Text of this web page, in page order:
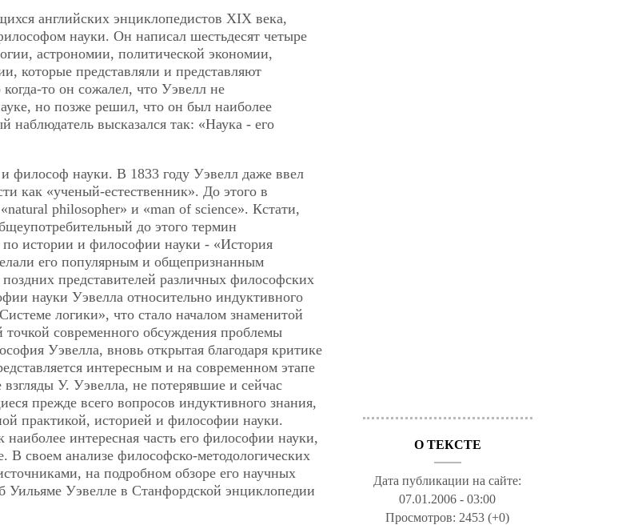
английских энциклопедистов XIX века,
науки. Он написал шестьдесят четыре
астрономии, политической экономии,
которые представляли и представляют
то он сожалел, что Уэвелл не
но позже решил, что он был наиболее
высказался так: «Наука - его
философ науки. В 1833 году Уэвелл даже ввел
как «ученый-естественник». До этого в
philosopher» и «man of science». Кстати,
до этого термин
истории и философии науки - «История
его популярным и общепризнанным
представителей различных философских
науки Уэвелла относительно индуктивного
логики», что стало началом знаменитой
современного обсуждения проблемы
Уэвелла, вновь открытая благодаря критике
интересным и на современном этапе
У. Уэвелла, не потерявшие и сейчас
прежде всего вопросов индуктивного знания,
практикой, историей и философии науки.
интересная часть его философии науки,
В своем анализе философско-методологических
на подробном обзоре его научных
Уэвелле в Станфордской энциклопедии
О ТЕКСТЕ
Дата публикации на сайте:
07.01.2006 - 03:00
Просмотров: 2453 (+0)